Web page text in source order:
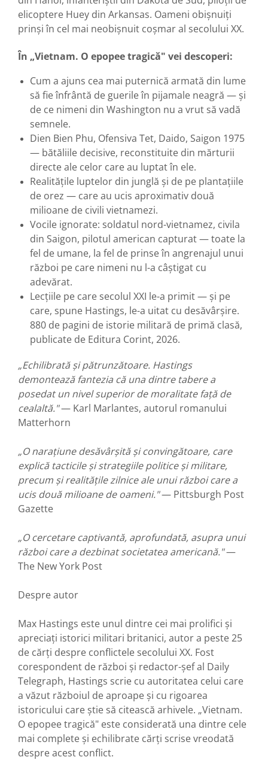
elicoptere Huey din Arkansas. Oameni obișnuiți
prinși în cel mai neobișnuit coșmar al secolului XX.
În „Vietnam. O epopee tragică" vei descoperi:
Cum a ajuns cea mai puternică armată din lume
să fie înfrântă de guerile în pijamale neagră — și
de ce nimeni din Washington nu a vrut să vadă
semnele.
Dien Bien Phu, Ofensiva Tet, Daido, Saigon 1975
— bătăliile decisive, reconstituite din mărturii
directe ale celor care au luptat în ele.
Realitățile luptelor din junglă și de pe plantațiile
de orez — care au ucis aproximativ două
milioane de civili vietnamezi.
Vocile ignorate: soldatul nord-vietnamez, civila
din Saigon, pilotul american capturat — toate la
fel de umane, la fel de prinse în angrenajul unui
război pe care nimeni nu l-a câștigat cu
adevărat.
Lecțiile pe care secolul XXI le-a primit — și pe
care, spune Hastings, le-a uitat cu desăvârșire.
880 de pagini de istorie militară de primă clasă,
publicate de Editura Corint, 2026.
„Echilibrată și pătrunzătoare. Hastings
demontează fantezia că una dintre tabere a
posedat un nivel superior de moralitate față de
cealaltă."— Karl Marlantes, autorul romanului
Matterhorn
„O narațiune desăvârșită și convingătoare, care
explică tacticile și strategiile politice și militare,
precum și realitățile zilnice ale unui război care a
ucis două milioane de oameni."— Pittsburgh Post
Gazette
„O cercetare captivantă, aprofundată, asupra unui
război care a dezbinat societatea americană."—
The New York Post
Despre autor
Max Hastings este unul dintre cei mai prolifici și
apreciați istorici militari britanici, autor a peste 25
de cărți despre conflictele secolului XX. Fost
corespondent de război și redactor-șef al Daily
Telegraph, Hastings scrie cu autoritatea celui care
a văzut războiul de aproape și cu rigoarea
istoricului care știe să citească arhivele. „Vietnam.
O epopee tragică" este considerată una dintre cele
mai complete și echilibrate cărți scrise vreodată
despre acest conflict.